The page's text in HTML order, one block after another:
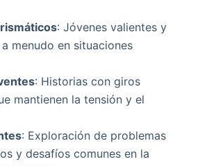
: Jóvenes valientes y
menudo en situaciones
: Historias con giros
mantienen la tensión y el
: Exploración de problemas
y desafíos comunes en la